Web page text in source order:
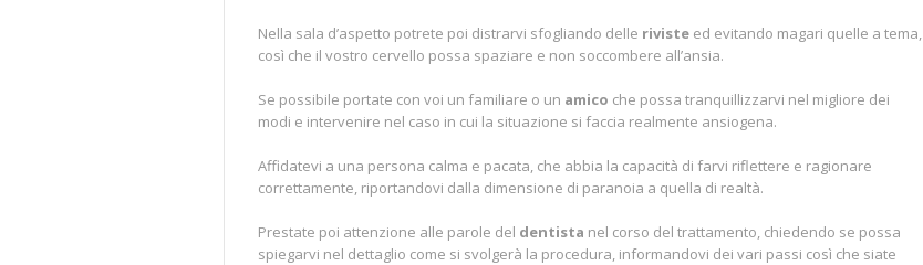
Nella sala d’aspetto potrete poi distrarvi sfogliando delle riviste ed evitando magari quelle a tema,
così che il vostro cervello possa spaziare e non soccombere all’ansia.
Se possibile portate con voi un familiare o un amico che possa tranquillizzarvi nel migliore dei
modi e intervenire nel caso in cui la situazione si faccia realmente ansiogena.
Affidatevi a una persona calma e pacata, che abbia la capacità di farvi riflettere e ragionare
correttamente, riportandovi dalla dimensione di paranoia a quella di realtà.
Prestate poi attenzione alle parole del dentista nel corso del trattamento, chiedendo se possa
spiegarvi nel dettaglio come si svolgerà la procedura, informandovi dei vari passi così che siate